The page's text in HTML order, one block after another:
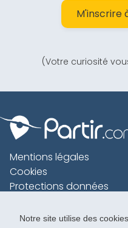
Notre site utilise des
M'inscrire
(Votre curiosité
Mentions légales
Cookies
Protections données
Charte voyageur